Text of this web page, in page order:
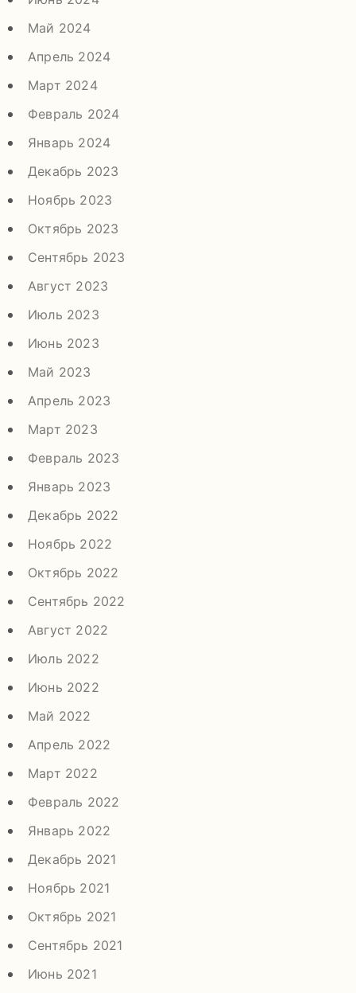
Май 2024
Апрель 2024
Март 2024
Февраль 2024
Январь 2024
Декабрь 2023
Ноябрь 2023
Октябрь 2023
Сентябрь 2023
Август 2023
Июль 2023
Июнь 2023
Май 2023
Апрель 2023
Март 2023
Февраль 2023
Январь 2023
Декабрь 2022
Ноябрь 2022
Октябрь 2022
Сентябрь 2022
Август 2022
Июль 2022
Июнь 2022
Май 2022
Апрель 2022
Март 2022
Февраль 2022
Январь 2022
Декабрь 2021
Ноябрь 2021
Октябрь 2021
Сентябрь 2021
Июнь 2021